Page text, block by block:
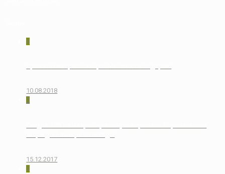
0
10.08.2018
0
15.12.2017
0